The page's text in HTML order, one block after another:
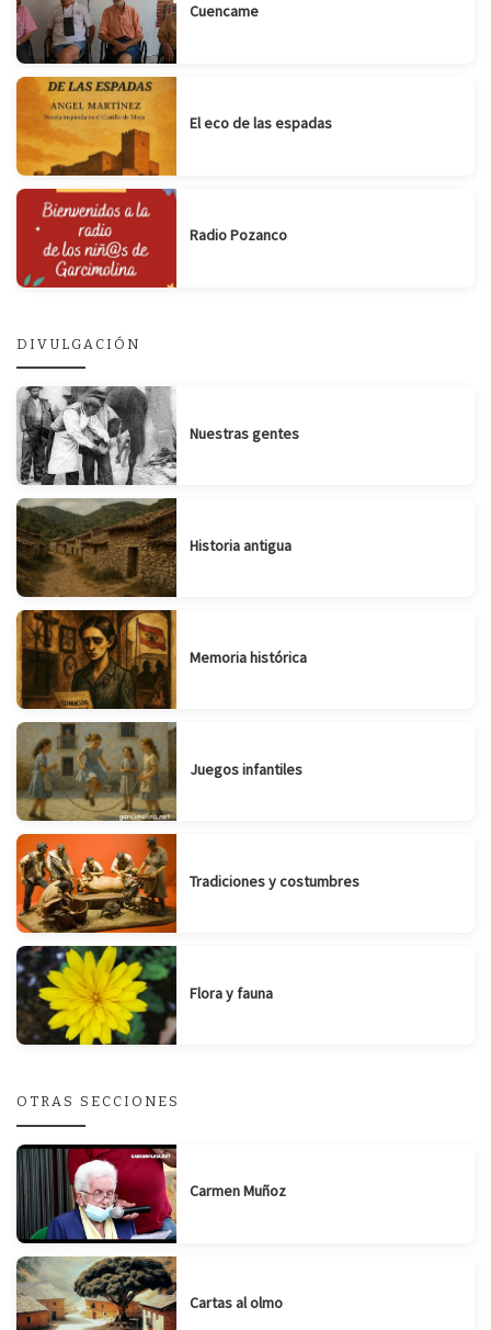
Cuencame
El eco de las espadas
Radio Pozanco
DIVULGACIÓN
Nuestras gentes
Historia antigua
Memoria histórica
Juegos infantiles
Tradiciones y costumbres
Flora y fauna
OTRAS SECCIONES
Carmen Muñoz
Cartas al olmo